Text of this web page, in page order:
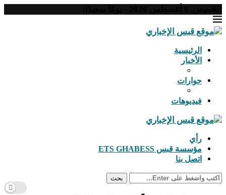
الرئيسية
الأخبار
حوارات
فيديوهات
رأي
مؤسسة قبس ETS GHABESS
اتصل بنا
بحث